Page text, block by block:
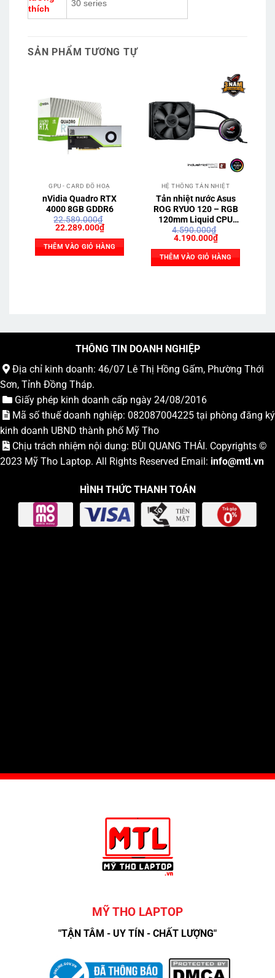
thích
30 series
SẢN PHẨM TƯƠNG TỰ
GPU - CARD ĐỒ HOẠ
nVidia Quadro RTX
4000 8GB GDDR6
22.589.000₫
Giá
là:
22.589.000₫.
22.289.000₫Giá
hiện
tại
là:
22.289.000₫.
THÊM VÀO GIỎ HÀNG
HỆ THỐNG TẢN NHIỆT
Tản nhiệt nước Asus
ROG RYUO 120 – RGB
120mm Liquid CPU
Cooler
4.590.000₫
Giá
là:
4.590.000₫.
4.190.000₫Giá
hiện
tại
là:
4.190.000₫.
THÊM VÀO GIỎ HÀNG
THÔNG TIN DOANH NGHIỆP
Địa chỉ kinh doanh: 46/07 Lê Thị Hồng Gấm, Phường Thới
Sơn, Tỉnh Đồng Tháp.
Giấy phép kinh doanh cấp ngày 24/08/2016
Mã số thuế doanh nghiệp: 082087004225 tại phòng đăng ký
kinh doanh UBND thành phố Mỹ Tho
Chịu trách nhiệm nội dung: BÙI QUANG THÁI. Copyrights ©
2023 Mỹ Tho Laptop. All Rights Reserved Email: info@mtl.vn
HÌNH THỨC THANH TOÁN
MỸ THO LAPTOP
"TẬN TÂM - UY TÍN - CHẤT LƯỢNG"